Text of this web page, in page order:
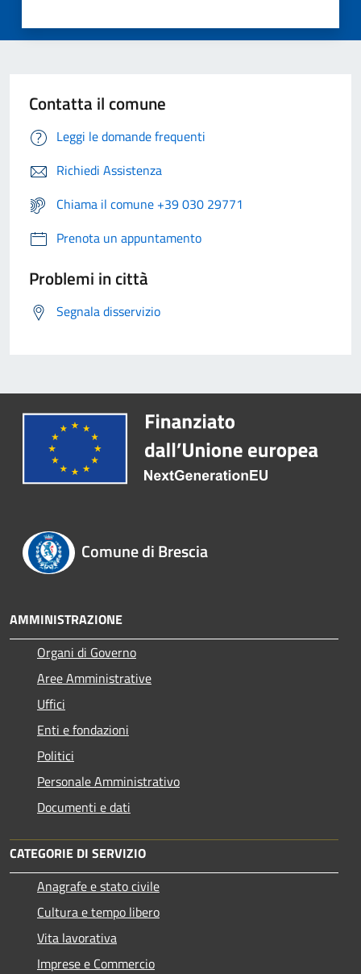
Contatta il comune
Leggi le domande frequenti
Richiedi Assistenza
Chiama il comune +39 030 29771
Prenota un appuntamento
Problemi in città
Segnala disservizio
Comune di Brescia
AMMINISTRAZIONE
Organi di Governo
Aree Amministrative
Uffici
Enti e fondazioni
Politici
Personale Amministrativo
Documenti e dati
CATEGORIE DI SERVIZIO
Anagrafe e stato civile
Cultura e tempo libero
Vita lavorativa
Imprese e Commercio